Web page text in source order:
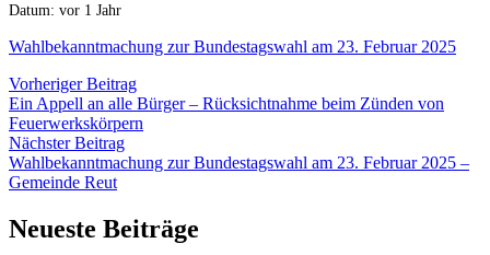
Datum: vor 1 Jahr
Wahlbekanntmachung zur Bundestagswahl am 23. Februar 2025
Vorheriger Beitrag
Ein Appell an alle Bürger – Rücksichtnahme beim Zünden von
Feuerwerkskörpern
Nächster Beitrag
Wahlbekanntmachung zur Bundestagswahl am 23. Februar 2025 –
Gemeinde Reut
Neueste Beiträge